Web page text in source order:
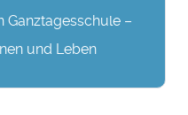
Ganztagesschule –
und Leben